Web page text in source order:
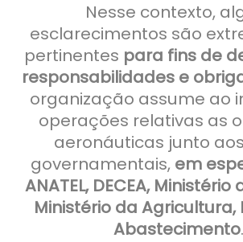
Nesse contexto,
esclarecimentos são
pertinentes para fins de
responsabilidades e
organização assume ao
operações relativas as
aeronáuticas junto
governamentais, em
ANATEL, DECEA,
Ministério da Agricultura,
Abastecimento.